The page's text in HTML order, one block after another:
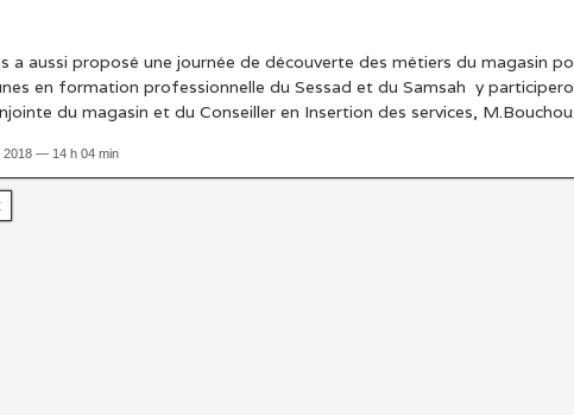
a aussi proposé une journée de découverte des métiers du magasin
en formation professionnelle du Sessad et du Samsah y
du magasin et du Conseiller en Insertion des services, M.Bouchou.
2018 — 14 h 04 min